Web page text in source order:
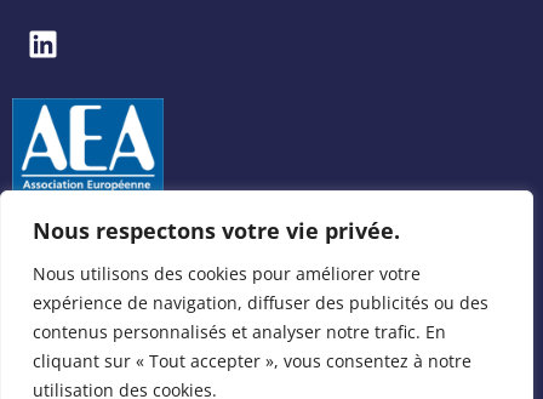
Nous respectons votre vie privée.
Nous utilisons des cookies pour améliorer votre
expérience de navigation, diffuser des publicités ou des
contenus personnalisés et analyser notre trafic. En
cliquant sur « Tout accepter », vous consentez à notre
utilisation des cookies.